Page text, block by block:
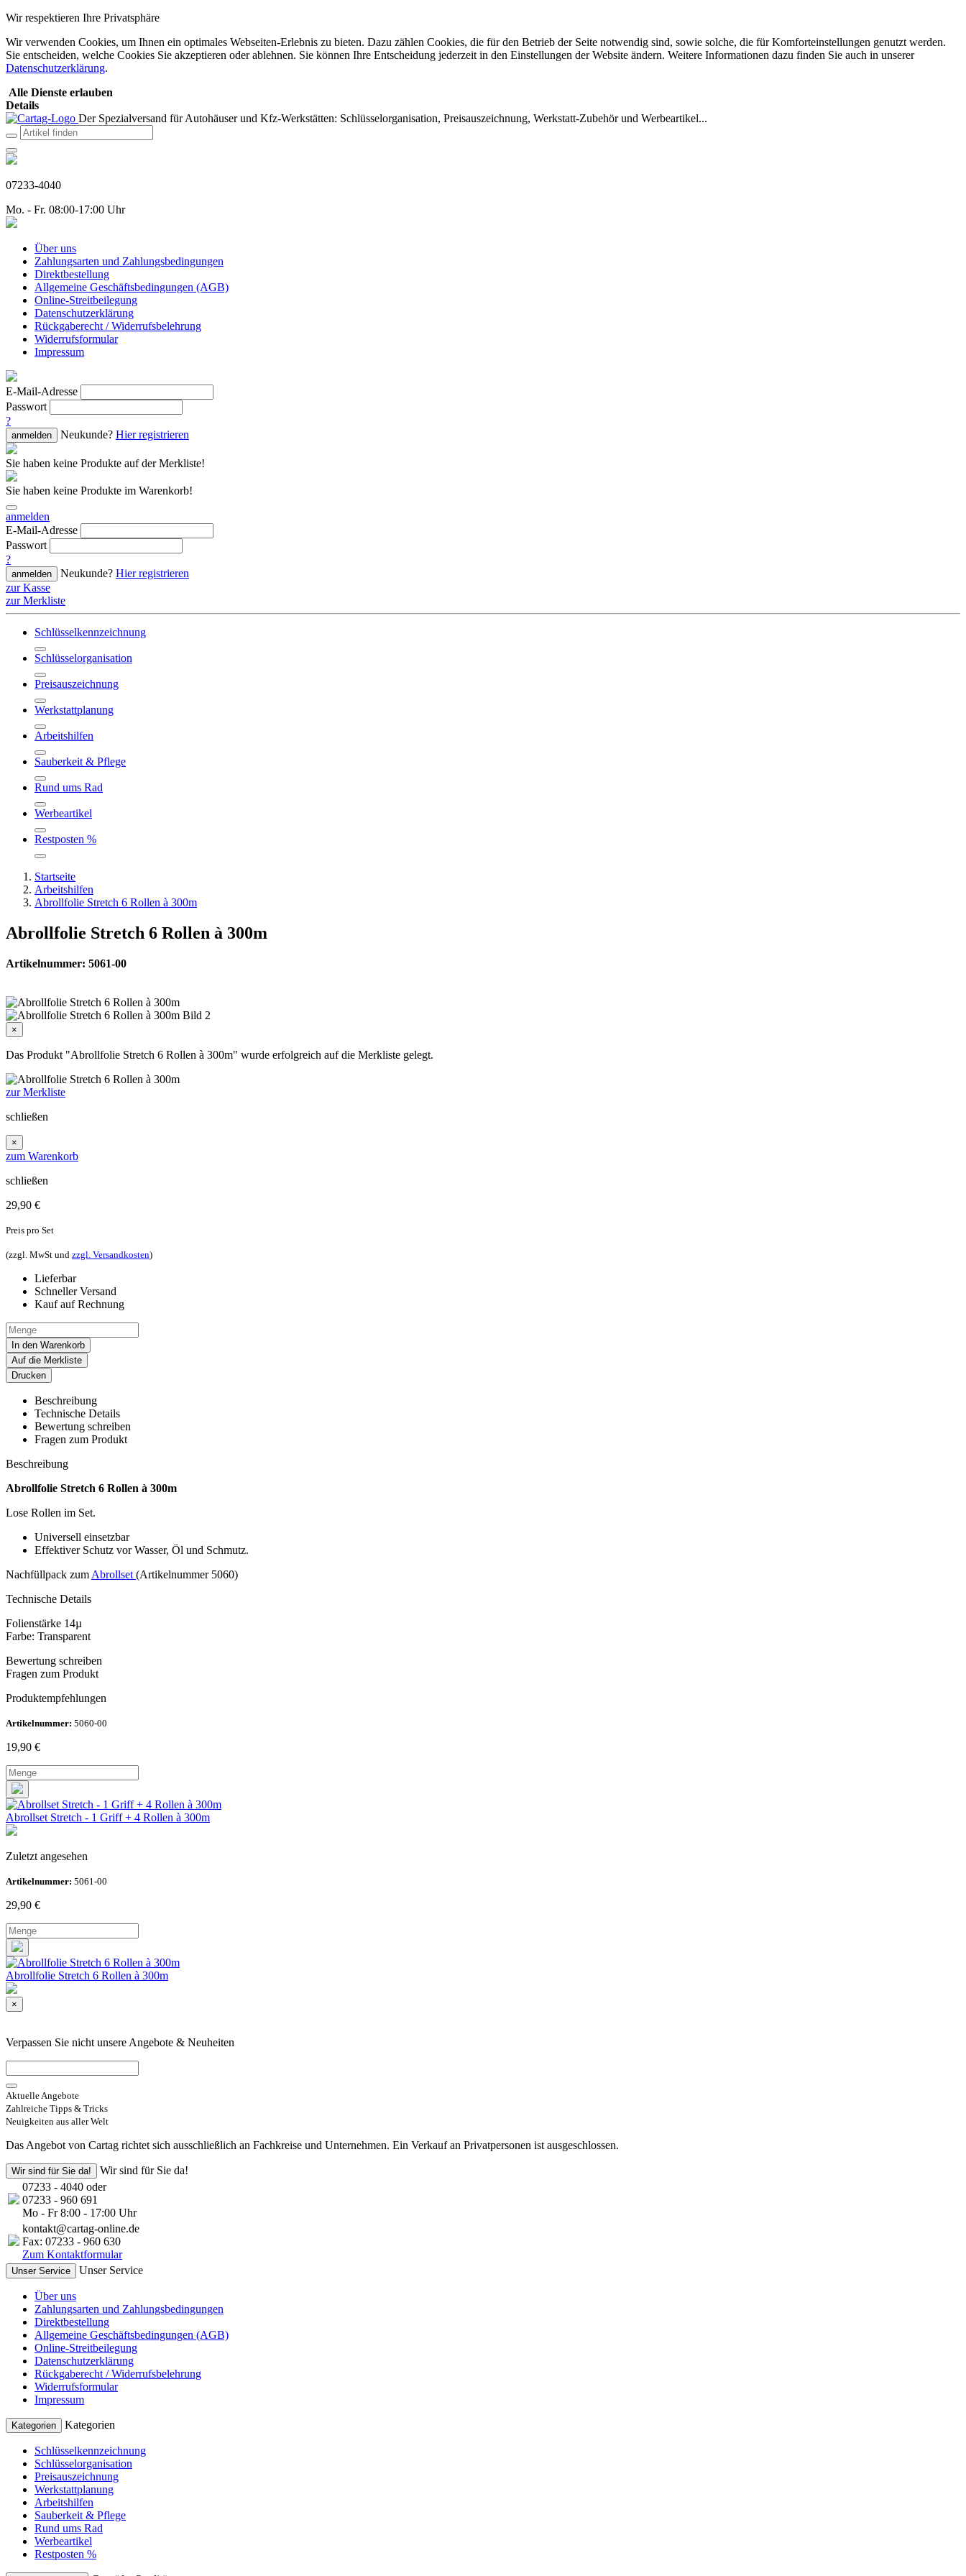
Wir respektieren Ihre Privatsphäre
Wir verwenden Cookies, um Ihnen ein optimales Webseiten-Erlebnis zu bieten. Dazu zählen Cookies, die für den Betrieb der Seite notwendig sind, sowie solche, die für Komforteinstellungen genutzt werden.
Sie entscheiden, welche Cookies Sie akzeptieren oder ablehnen. Sie können Ihre Entscheidung jederzeit in den Einstellungen der Website ändern. Weitere Informationen dazu finden Sie auch in unserer
Datenschutzerklärung.
Alle Dienste erlauben
Details
Der Spezialversand für Autohäuser und Kfz-Werkstätten: Schlüsselorganisation, Preisauszeichnung, Werkstatt-Zubehör und Werbeartikel...
07233-4040
Mo. - Fr. 08:00-17:00 Uhr
Über uns
Zahlungsarten und Zahlungsbedingungen
Direktbestellung
Allgemeine Geschäftsbedingungen (AGB)
Online-Streitbeilegung
Datenschutzerklärung
Rückgaberecht / Widerrufsbelehrung
Widerrufsformular
Impressum
E-Mail-Adresse
Passwort
?
anmelden Neukunde? Hier registrieren
Sie haben keine Produkte auf der Merkliste!
Sie haben keine Produkte im Warenkorb!
anmelden
E-Mail-Adresse
Passwort
?
anmelden Neukunde? Hier registrieren
zur Kasse
zur Merkliste
Schlüsselkennzeichnung
Schlüsselorganisation
Preisauszeichnung
Werkstattplanung
Arbeitshilfen
Sauberkeit & Pflege
Rund ums Rad
Werbeartikel
Restposten %
Startseite
Arbeitshilfen
Abrollfolie Stretch 6 Rollen à 300m
Abrollfolie Stretch 6 Rollen à 300m
Artikelnummer: 5061-00
×
Das Produkt "Abrollfolie Stretch 6 Rollen à 300m" wurde erfolgreich auf die Merkliste gelegt.
zur Merkliste
schließen
×
zum Warenkorb
schließen
29,90 €
Preis pro Set
(zzgl. MwSt und zzgl. Versandkosten)
Lieferbar
Schneller Versand
Kauf auf Rechnung
In den Warenkorb
Auf die Merkliste
Drucken
Beschreibung
Technische Details
Bewertung schreiben
Fragen zum Produkt
Beschreibung
Abrollfolie Stretch 6 Rollen à 300m
Lose Rollen im Set.
Universell einsetzbar
Effektiver Schutz vor Wasser, Öl und Schmutz.
Nachfüllpack zum Abrollset (Artikelnummer 5060)
Technische Details
Folienstärke 14µ
Farbe: Transparent
Bewertung schreiben
Fragen zum Produkt
Produktempfehlungen
Artikelnummer: 5060-00
19,90 €
Abrollset Stretch - 1 Griff + 4 Rollen à 300m
Zuletzt angesehen
Artikelnummer: 5061-00
29,90 €
Abrollfolie Stretch 6 Rollen à 300m
×
Verpassen Sie nicht unsere Angebote & Neuheiten
Aktuelle Angebote
Zahlreiche Tipps & Tricks
Neuigkeiten aus aller Welt
Das Angebot von Cartag richtet sich ausschließlich an Fachkreise und Unternehmen. Ein Verkauf an Privatpersonen ist ausgeschlossen.
Wir sind für Sie da!
Wir sind für Sie da!
07233 - 4040 oder
07233 - 960 691
Mo - Fr 8:00 - 17:00 Uhr
kontakt@cartag-online.de
Fax: 07233 - 960 630
Zum Kontaktformular
Unser Service Unser Service
Über uns
Zahlungsarten und Zahlungsbedingungen
Direktbestellung
Allgemeine Geschäftsbedingungen (AGB)
Online-Streitbeilegung
Datenschutzerklärung
Rückgaberecht / Widerrufsbelehrung
Widerrufsformular
Impressum
Kategorien Kategorien
Schlüsselkennzeichnung
Schlüsselorganisation
Preisauszeichnung
Werkstattplanung
Arbeitshilfen
Sauberkeit & Pflege
Rund ums Rad
Werbeartikel
Restposten %